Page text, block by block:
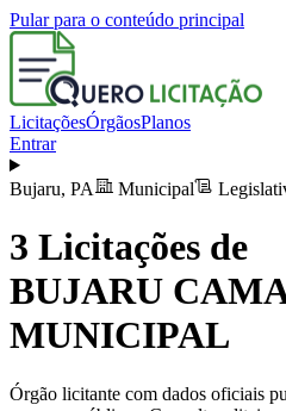
Pular para o conteúdo principal
LicitaçõesÓrgãosPlanos
Entrar
Bujaru, PA Municipal
3 Licitações de
BUJARU
MUNICIPAL
Órgão licitante com dados oficiais